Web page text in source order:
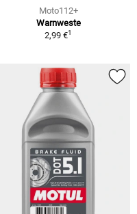
Moto112+
Warnweste
2,99 €1